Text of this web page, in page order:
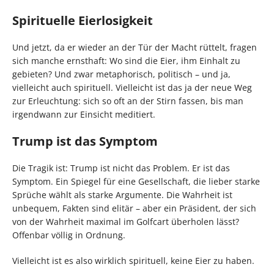
Spirituelle Eierlosigkeit
Und jetzt, da er wieder an der Tür der Macht rüttelt, fragen
sich manche ernsthaft: Wo sind die Eier, ihm Einhalt zu
gebieten? Und zwar metaphorisch, politisch – und ja,
vielleicht auch spirituell. Vielleicht ist das ja der neue Weg
zur Erleuchtung: sich so oft an der Stirn fassen, bis man
irgendwann zur Einsicht meditiert.
Trump ist das Symptom
Die Tragik ist: Trump ist nicht das Problem. Er ist das
Symptom. Ein Spiegel für eine Gesellschaft, die lieber starke
Sprüche wählt als starke Argumente. Die Wahrheit ist
unbequem, Fakten sind elitär – aber ein Präsident, der sich
von der Wahrheit maximal im Golfcart überholen lässt?
Offenbar völlig in Ordnung.
Vielleicht ist es also wirklich spirituell, keine Eier zu haben.